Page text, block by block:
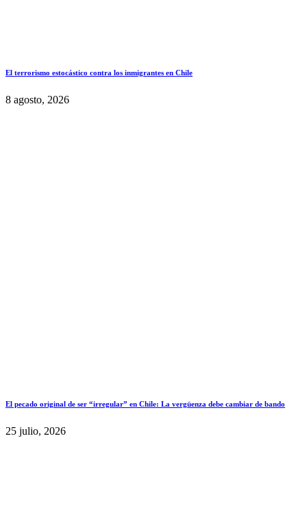
El terrorismo estocástico contra los inmigrantes en Chile
8 agosto, 2026
El pecado original de ser “irregular” en Chile: La vergüenza debe cambiar de bando
25 julio, 2026